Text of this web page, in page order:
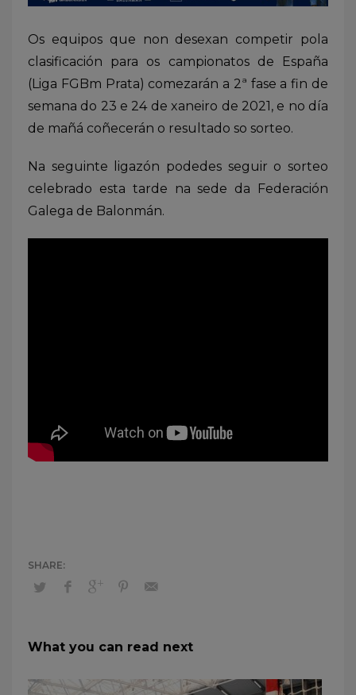
Os equipos que non desexan competir pola
clasificación para os campionatos de España
(Liga FGBm Prata) comezarán a 2ª fase a fin de
semana do 23 e 24 de xaneiro de 2021, e no día
de mañá coñecerán o resultado so sorteo.
Na seguinte ligazón podedes seguir o sorteo
celebrado esta tarde na sede da Federación
Galega de Balonmán.
What you can read next